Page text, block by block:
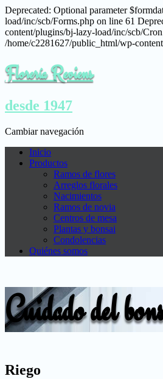
Deprecated: Optional parameter
load/inc/scb/Forms.php on line 61
content/plugins/bj-lazy-load/inc/scb/
/home/c2281627/public_html/wp-
Florería Reviens
desde 1947
Cambiar navegación
Inicio
Productos
Ramos de flores
Arreglos florales
Nacimientos
Ramos de novia
Centros de mesa
Plantas y bonsai
Condolencias
Quiénes somos
Cuidado del
Riego